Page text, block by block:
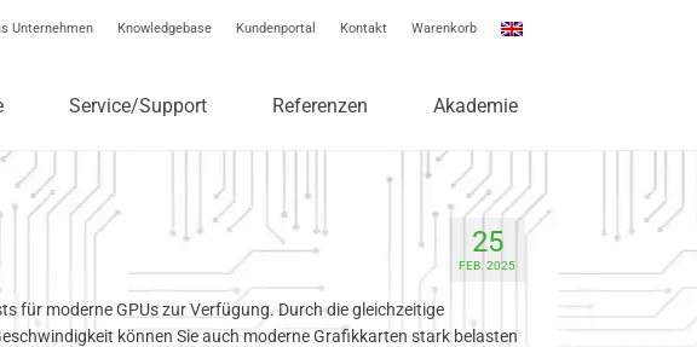
Unternehmen Knowledgebase Kundenportal Kontakt Warenkorb
Service/Support Referenzen Akademie
25
FEB. 2025
für moderne GPUs zur Verfügung. Durch die gleichzeitige
können Sie auch moderne Grafikkarten stark belasten